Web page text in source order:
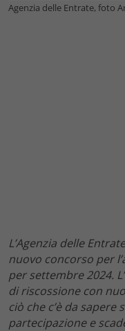
Agenzia delle Entrate, foto
L’Agenzia delle
nuovo concorso per
per settembre 2024.
di riscossione con
ciò che c’è da
partecipazione e